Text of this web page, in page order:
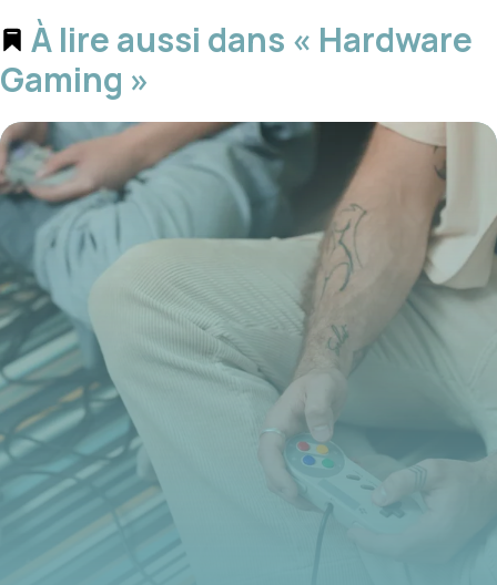
À lire aussi dans « Hardware
Gaming »